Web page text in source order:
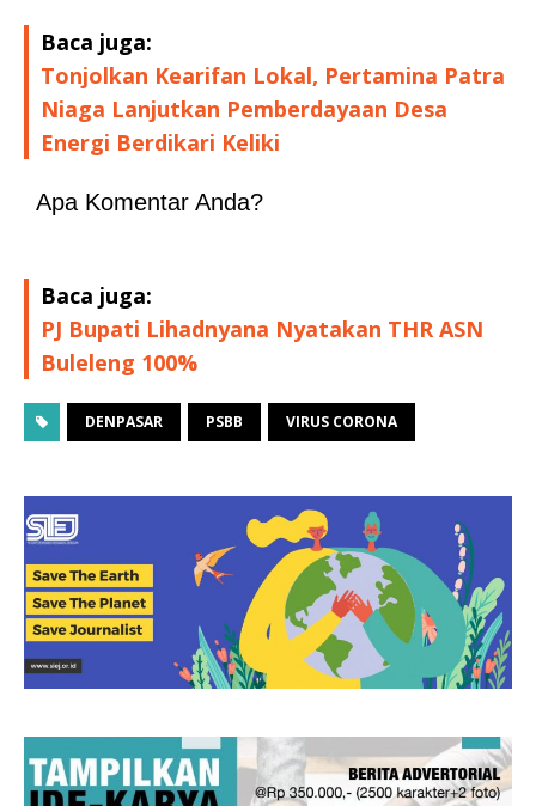
Baca juga:
Tonjolkan Kearifan Lokal, Pertamina Patra
Niaga Lanjutkan Pemberdayaan Desa
Energi Berdikari Keliki
Apa Komentar Anda?
Baca juga:
PJ Bupati Lihadnyana Nyatakan THR ASN
Buleleng 100%
DENPASAR PSBB VIRUS CORONA